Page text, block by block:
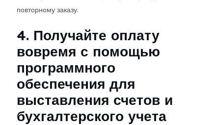
повторному заказу.
4. Получайте оплату
вовремя с помощью
программного
обеспечения для
выставления счетов и
бухгалтерского учета